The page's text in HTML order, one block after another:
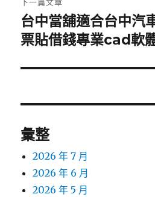
下
一
文
台中當舖適合台中汽
票貼借錢專業cad軟
彙整
2026 年 7 月
2026 年 6 月
2026 年 5 月